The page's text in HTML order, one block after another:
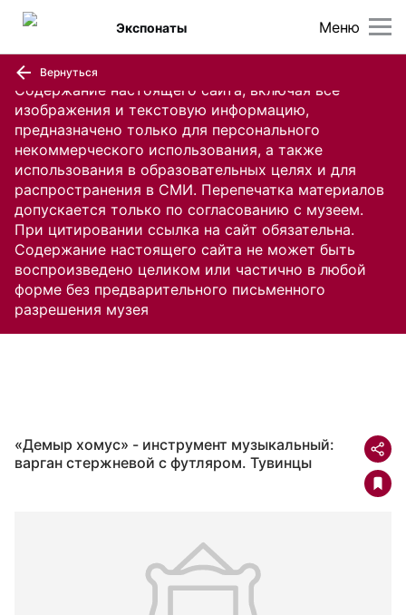
Содержание настоящего сайта, включая все
изображения и текстовую информацию,
предназначено только для персонального
некоммерческого использования, а также
использования в образовательных целях и для
распространения в СМИ. Перепечатка материалов
допускается только по согласованию с музеем.
При цитировании ссылка на сайт обязательна.
Содержание настоящего сайта не может быть
воспроизведено целиком или частично в любой
форме без предварительного письменного
разрешения музея
Меню
Экспонаты
Вернуться
«Демыр хомус» - инструмент музыкальный:
варган стержневой с футляром. Тувинцы